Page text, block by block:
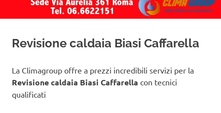
Roma
Revisione caldaia Biasi Caffarella
La Climagroup offre a prezzi incredibili servizi per la
Revisione caldaia Biasi Caffarella con tecnici
qualificati